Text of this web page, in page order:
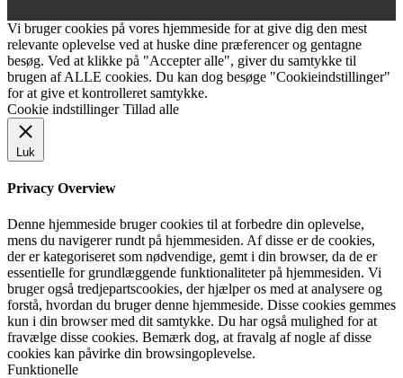
Vi bruger cookies på vores hjemmeside for at give dig den mest
relevante oplevelse ved at huske dine præferencer og gentagne
besøg. Ved at klikke på "Accepter alle", giver du samtykke til
brugen af ALLE cookies. Du kan dog besøge "Cookieindstillinger"
for at give et kontrolleret samtykke.
Cookie indstillinger Tillad alle
Luk
Privacy Overview
Denne hjemmeside bruger cookies til at forbedre din oplevelse,
mens du navigerer rundt på hjemmesiden. Af disse er de cookies,
der er kategoriseret som nødvendige, gemt i din browser, da de er
essentielle for grundlæggende funktionaliteter på hjemmesiden. Vi
bruger også tredjepartscookies, der hjælper os med at analysere og
forstå, hvordan du bruger denne hjemmeside. Disse cookies gemmes
kun i din browser med dit samtykke. Du har også mulighed for at
fravælge disse cookies. Bemærk dog, at fravalg af nogle af disse
cookies kan påvirke din browsingoplevelse.
Funktionelle